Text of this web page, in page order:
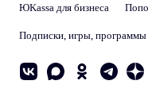
ЮKassa для бизнеса
Подписки, игры, программы